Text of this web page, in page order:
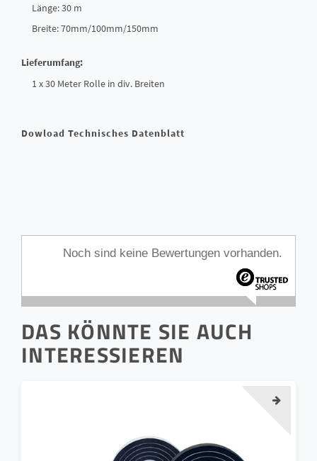
Länge: 30 m
Breite: 70mm/100mm/150mm
Lieferumfang:
1 x 30 Meter Rolle in div. Breiten
Dowload Technisches Datenblatt
Noch sind keine Bewertungen vorhanden.
DAS KÖNNTE SIE AUCH
INTERESSIEREN